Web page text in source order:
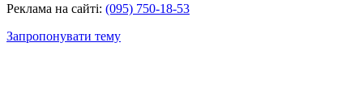
Реклама на сайті: (095) 750-18-53
Запропонувати тему